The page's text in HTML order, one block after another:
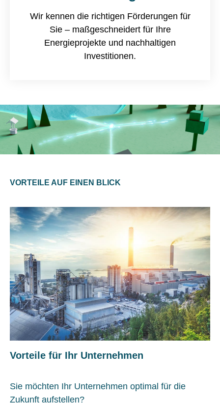
Wir kennen die richtigen Förderungen für
Sie – maßgeschneidert für Ihre
Energieprojekte und nachhaltigen
Investitionen.
VORTEILE AUF EINEN BLICK
Vorteile für Ihr Unternehmen
Sie möchten Ihr Unternehmen optimal für die
Zukunft aufstellen?